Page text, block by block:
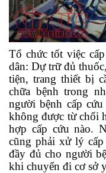
Tổ chức tốt việc
dân: Dự trữ đủ
tiện, trang thiết bị
chữa bệnh trong
người bệnh cấp
không được từ chối
hợp cấp cứu nào.
cũng phải xử lý
đầy đủ cho người
khi chuyển đi cơ sở